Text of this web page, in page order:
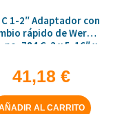
C 1-2″ Adaptador con
rápido de Wera,
no. 784 C-2 x 5-16″ x
41,18 €
AL CARRITO